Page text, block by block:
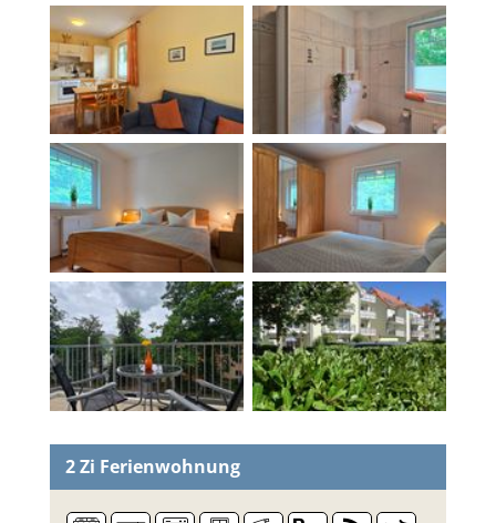
2 Zi Ferienwohnung